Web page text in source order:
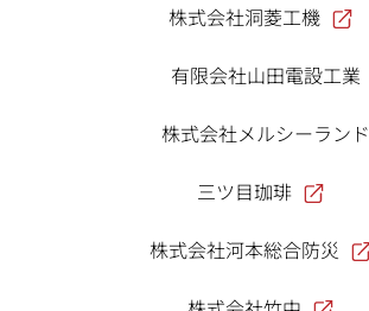
株式会社洞菱工機
有限会社山田電設工業
株式会社メルシーランド
三ツ目珈琲
株式会社河本総合防災